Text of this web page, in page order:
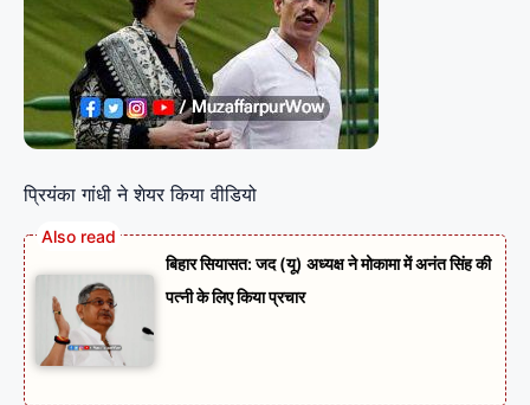
प्रियंका गांधी ने शेयर किया वीडियो
बिहार सियासत: जद (यू) अध्यक्ष ने मोकामा में अनंत सिंह की
पत्नी के लिए किया प्रचार